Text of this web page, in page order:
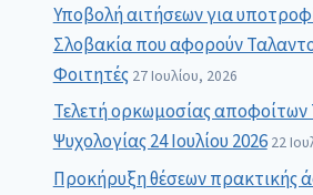
Υποβολή αιτήσεων για
Σλοβακία που αφορούν
Φοιτητές 27 Ιουλίου, 2026
Τελετή ορκωμοσίας
Ψυχολογίας 24 Ιουλίου 2026 22
Προκήρυξη θέσεων πρακτικής